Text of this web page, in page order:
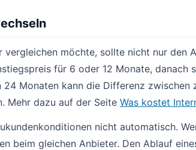
vergleichen möchte, sollte nicht nur den
für 6 oder 12 Monate, danach
Monaten kann die Differenz zwischen
Mehr dazu auf der Seite Was kostet
nicht automatisch.
beim gleichen Anbieter. Den Ablauf